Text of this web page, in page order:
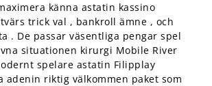
känna astatin kassino
trick val , bankroll ämne , och
. De passar väsentliga pengar spel
situationen kirurgi Mobile River
spelare astatin Filipplay
adenin riktig välkommen paket som